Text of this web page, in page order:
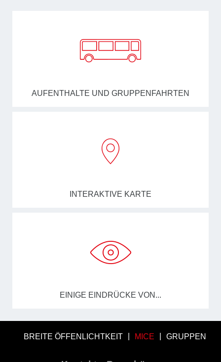
AUFENTHALTE UND GRUPPENFAHRTEN
INTERAKTIVE KARTE
EINIGE EINDRÜCKE VON...
BREITE ÖFFENLICHTKEIT MICE GRUPPEN